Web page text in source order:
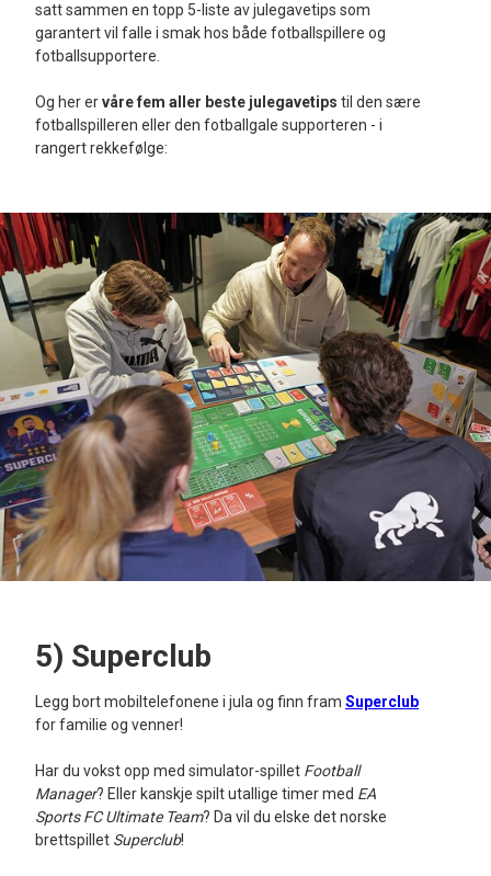
satt sammen en topp 5-liste av julegavetips som
garantert vil falle i smak hos både fotballspillere og
fotballsupportere.
Og her ervåre fem aller beste julegavetips til den sære
fotballspilleren eller den fotballgale supporteren - i
rangert rekkefølge:
5) Superclub
Legg bort mobiltelefonene i jula og finn fram Superclub
for familie og venner!
Har du vokst opp med simulator-spillet Football
Manager? Eller kanskje spilt utallige timer med EA
Sports FC Ultimate Team? Da vil du elske det norske
brettspillet Superclub!